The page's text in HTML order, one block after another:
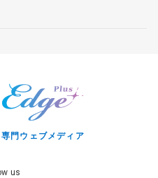
門ウェブメディア
us